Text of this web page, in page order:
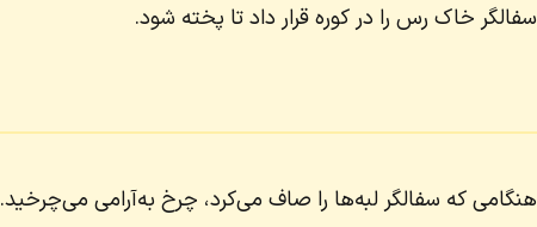
سفالگر خاک رس را در کوره قرار داد تا پخته شود.
هنگامی که سفالگر لبه‌ها را صاف می‌کرد، چرخ به‌آرامی می‌چرخید.